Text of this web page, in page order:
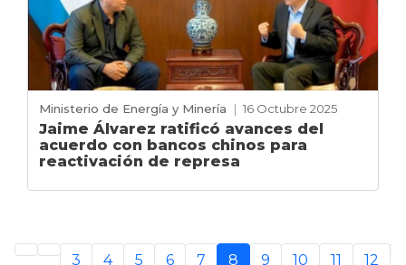
Ministerio de Energía y Minería | 16 Octubre 2025
Jaime Álvarez ratificó avances del
acuerdo con bancos chinos para
reactivación de represa
3 4 5 6 7 8 9 10 11 12